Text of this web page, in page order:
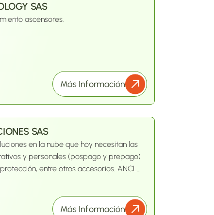
SAS
ascensores.
Más Información
SAS
en la nube que hoy necesitan las
y personales (pospago y prepago)
entre otros accesorios. ANCLA:
Más Información